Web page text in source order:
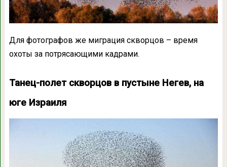
Для фотографов же миграция скворцов – время
охоты за потрясающими кадрами.
Танец-полет скворцов в пустыне Негев, на
юге Израиля